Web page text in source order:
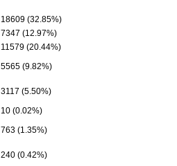
18609 (32.85%)
7347 (12.97%)
11579 (20.44%)
5565 (9.82%)
3117 (5.50%)
10 (0.02%)
763 (1.35%)
240 (0.42%)